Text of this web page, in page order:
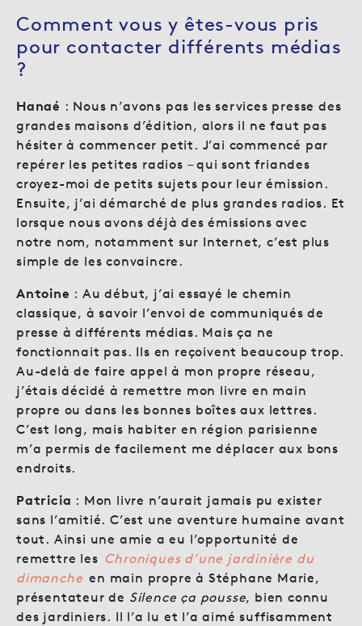
Comment vous y êtes-vous pris
pour contacter différents médias
?
Hanaé : Nous n’avons pas les services presse des
grandes maisons d’édition, alors il ne faut pas
hésiter à commencer petit. J’ai commencé par
repérer les petites radios – qui sont friandes
croyez-moi de petits sujets pour leur émission.
Ensuite, j’ai démarché de plus grandes radios. Et
lorsque nous avons déjà des émissions avec
notre nom, notamment sur Internet, c’est plus
simple de les convaincre.
Antoine : Au début, j’ai essayé le chemin
classique, à savoir l’envoi de communiqués de
presse à différents médias. Mais ça ne
fonctionnait pas. Ils en reçoivent beaucoup trop.
Au-delà de faire appel à mon propre réseau,
j’étais décidé à remettre mon livre en main
propre ou dans les bonnes boîtes aux lettres.
C’est long, mais habiter en région parisienne
m’a permis de facilement me déplacer aux bons
endroits.
Patricia : Mon livre n’aurait jamais pu exister
sans l’amitié. C’est une aventure humaine avant
tout. Ainsi une amie a eu l’opportunité de
remettre les Chroniques d’une jardinière du
dimanche en main propre à Stéphane Marie,
présentateur de Silence ça pousse, bien connu
des jardiniers. Il l’a lu et l’a aimé suffisamment